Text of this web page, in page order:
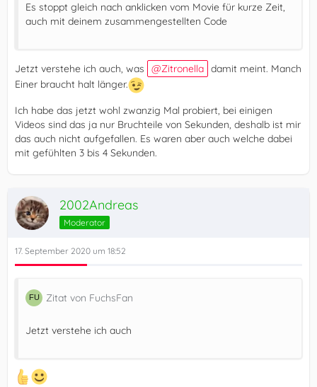
Es stoppt gleich nach anklicken vom Movie für kurze Zeit,
auch mit deinem zusammengestellten Code
Jetzt verstehe ich auch, was Zitronella damit meint. Manch
Einer braucht halt länger.
Ich habe das jetzt wohl zwanzig Mal probiert, bei einigen
Videos sind das ja nur Bruchteile von Sekunden, deshalb ist mir
das auch nicht aufgefallen. Es waren aber auch welche dabei
mit gefühlten 3 bis 4 Sekunden.
2002Andreas
Moderator
17. September 2020 um 18:52
Zitat von FuchsFan
Jetzt verstehe ich auch